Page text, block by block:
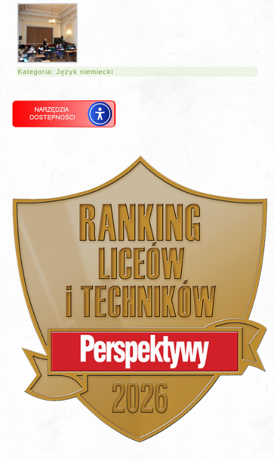
Kategoria:Język niemiecki